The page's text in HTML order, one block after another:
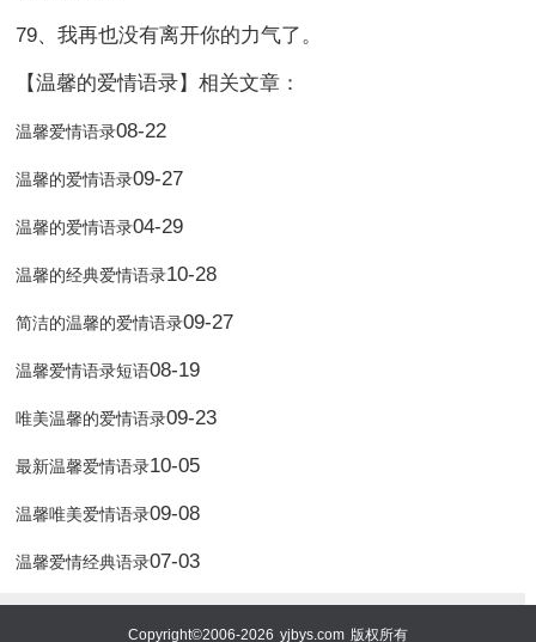
79、我再也没有离开你的力气了。
【温馨的爱情语录】相关文章：
温馨爱情语录08-22
温馨的爱情语录09-27
温馨的爱情语录04-29
温馨的经典爱情语录10-28
简洁的温馨的爱情语录09-27
温馨爱情语录短语08-19
唯美温馨的爱情语录09-23
最新温馨爱情语录10-05
温馨唯美爱情语录09-08
温馨爱情经典语录07-03
Copyright©2006-2026 yjbys.com 版权所有